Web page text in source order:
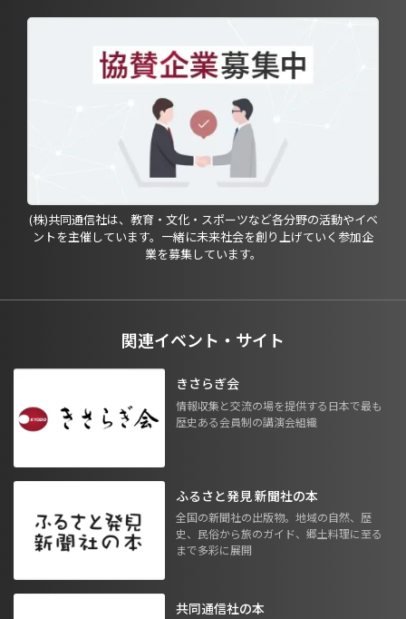
(株)共同通信社は、教育・文化・スポーツなど各分野の活動やイベ
ントを主催しています。一緒に未来社会を創り上げていく参加企
業を募集しています。
関連イベント・サイト
きさらぎ会
情報収集と交流の場を提供する日本で最も
歴史ある会員制の講演会組織
ふるさと発見 新聞社の本
全国の新聞社の出版物。地域の自然、歴
史、民俗から旅のガイド、郷土料理に至る
まで多彩に展開
共同通信社の本